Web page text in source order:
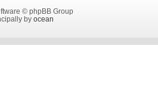
© phpBB Group
by ocean